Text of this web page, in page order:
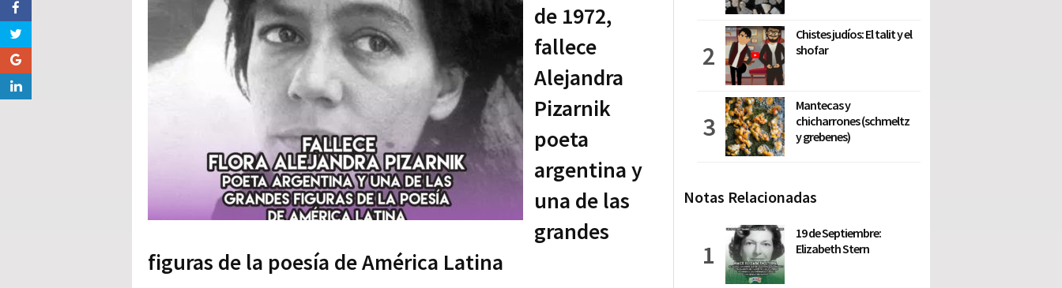
de 1972,
fallece
Alejandra
Pizarnik
poeta
argentina y
una de las
grandes
figuras de la poesía de América Latina
Chistes judíos: El talit y el
shofar
Mantecas y
chicharrones (schmeltz
y grebenes)
Notas Relacionadas
19 de Septiembre:
Elizabeth Stern